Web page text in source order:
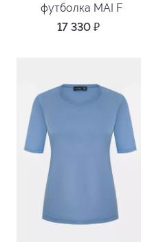
футболка MAI F
17 330 ₽